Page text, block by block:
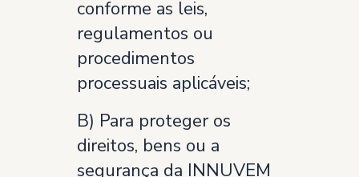
conforme as leis,
regulamentos ou
procedimentos
processuais aplicáveis;
B) Para proteger os
direitos, bens ou a
segurança da INNUVEM